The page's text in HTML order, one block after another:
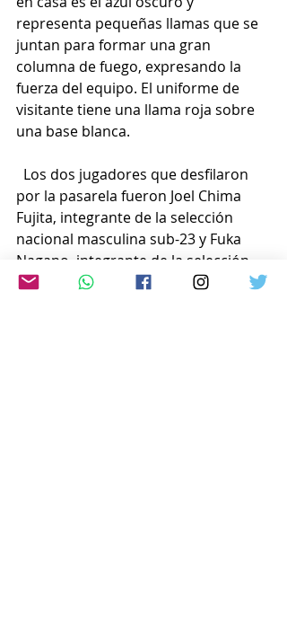
representa pequeñas llamas que se
juntan para formar una gran
columna de fuego, expresando la
fuerza del equipo. El uniforme de
visitante tiene una llama roja sobre
una base blanca.
Los dos jugadores que desfilaron
por la pasarela fueron Joel Chima
Fujita, integrante de la selección
nacional masculina sub-23 y Fuka
Nagano, integrante de la selección
femenina, conocida como Nadeshiko